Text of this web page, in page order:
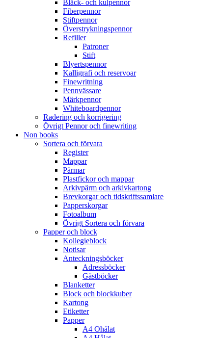
Bläck- och kulpennor
Fiberpennor
Stiftpennor
Överstrykningspennor
Refiller
Patroner
Stift
Blyertspennor
Kalligrafi och reservoar
Finewritning
Pennvässare
Märkpennor
Whiteboardpennor
Radering och korrigering
Övrigt Pennor och finewriting
Non books
Sortera och förvara
Register
Mappar
Pärmar
Plastfickor och mappar
Arkivpärm och arkivkartong
Brevkorgar och tidskriftssamlare
Papperskorgar
Fotoalbum
Övrigt Sortera och förvara
Papper och block
Kollegieblock
Notisar
Anteckningsböcker
Adressböcker
Gästböcker
Blanketter
Block och blockkuber
Kartong
Etiketter
Papper
A4 Ohålat